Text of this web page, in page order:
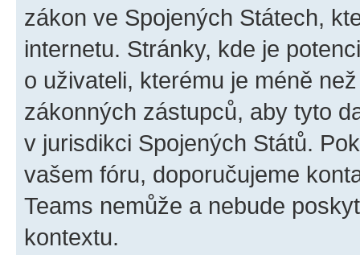
zákon ve Spojených Státech,
internetu. Stránky, kde je
o uživateli, kterému je méně
zákonných zástupců, aby tyto
v jurisdikci Spojených Států.
vašem fóru, doporučujeme
Teams nemůže a nebude
kontextu.